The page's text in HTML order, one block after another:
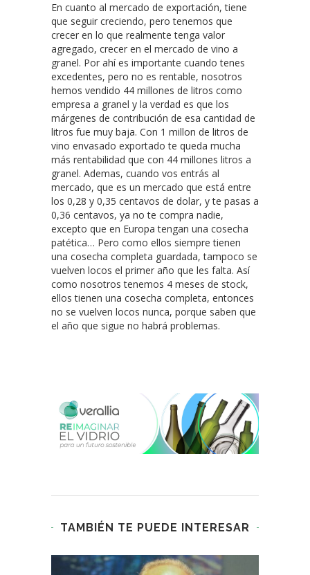
En cuanto al mercado de exportación, tiene
que seguir creciendo, pero tenemos que
crecer en lo que realmente tenga valor
agregado, crecer en el mercado de vino a
granel. Por ahí es importante cuando tenes
excedentes, pero no es rentable, nosotros
hemos vendido 44 millones de litros como
empresa a granel y la verdad es que los
márgenes de contribución de esa cantidad de
litros fue muy baja. Con 1 millon de litros de
vino envasado exportado te queda mucha
más rentabilidad que con 44 millones litros a
granel. Ademas, cuando vos entrás al
mercado, que es un mercado que está entre
los 0,28 y 0,35 centavos de dolar, y te pasas a
0,36 centavos, ya no te compra nadie,
excepto que en Europa tengan una cosecha
patética… Pero como ellos siempre tienen
una cosecha completa guardada, tampoco se
vuelven locos el primer año que les falta. Así
como nosotros tenemos 4 meses de stock,
ellos tienen una cosecha completa, entonces
no se vuelven locos nunca, porque saben que
el año que sigue no habrá problemas.
TAMBIÉN TE PUEDE INTERESAR